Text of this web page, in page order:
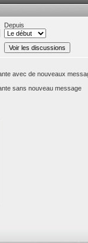
Depuis
avec de nouveaux
sans nouveau message